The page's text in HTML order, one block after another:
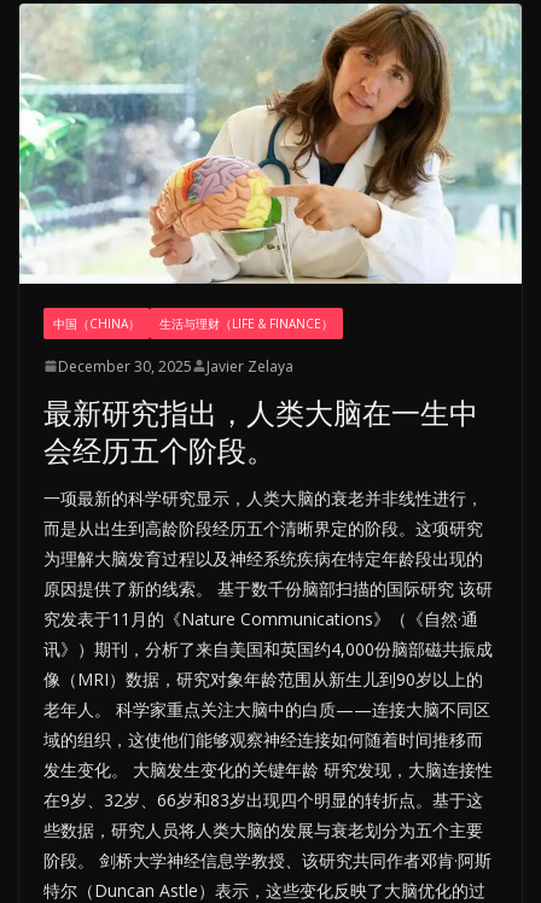
中国（CHINA） 生活与理财（LIFE & FINANCE）
December 30, 2025 Javier Zelaya
最新研究指出，人类大脑在一生中
会经历五个阶段。
一项最新的科学研究显示，人类大脑的衰老并非线性进行，
而是从出生到高龄阶段经历五个清晰界定的阶段。这项研究
为理解大脑发育过程以及神经系统疾病在特定年龄段出现的
原因提供了新的线索。 基于数千份脑部扫描的国际研究 该研
究发表于11月的《Nature Communications》（《自然·通
讯》）期刊，分析了来自美国和英国约4,000份脑部磁共振成
像（MRI）数据，研究对象年龄范围从新生儿到90岁以上的
老年人。 科学家重点关注大脑中的白质——连接大脑不同区
域的组织，这使他们能够观察神经连接如何随着时间推移而
发生变化。 大脑发生变化的关键年龄 研究发现，大脑连接性
在9岁、32岁、66岁和83岁出现四个明显的转折点。基于这
些数据，研究人员将人类大脑的发展与衰老划分为五个主要
阶段。 剑桥大学神经信息学教授、该研究共同作者邓肯·阿斯
特尔（Duncan Astle）表示，这些变化反映了大脑优化的过